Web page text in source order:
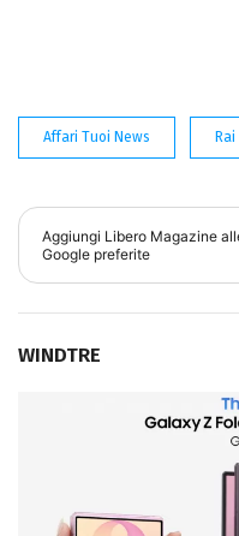
Affari Tuoi News Rai
Aggiungi Libero Magazine
Google preferite
WINDTRE